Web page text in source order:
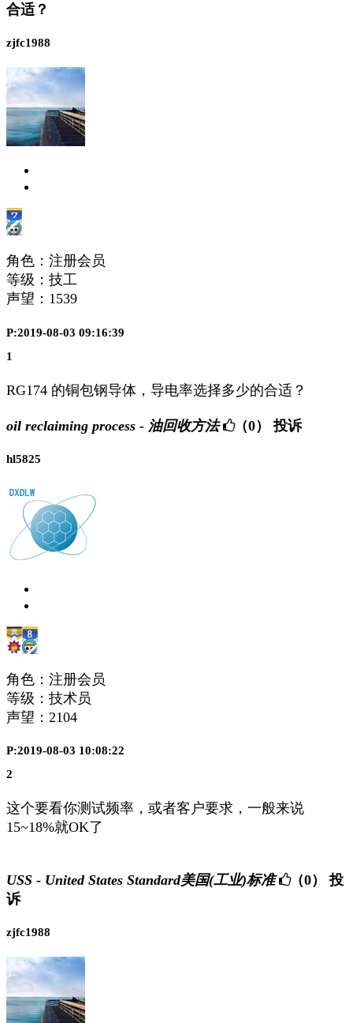
合适？
zjfc1988
角色：注册会员
等级：技工
声望： 1539
P:2019-08-03 09:16:39
1
RG174 的铜包钢导体，导电率选择多少的合适？
oil reclaiming process - 油回收方法 （0） 投诉
hl5825
角色：注册会员
等级：技术员
声望： 2104
P:2019-08-03 10:08:22
2
这个要看你测试频率，或者客户要求，一般来说
15~18%就OK了
USS - United States Standard美国(工业)标准 （0）
投
诉
zjfc1988